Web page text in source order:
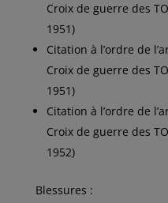
Croix de guerre des
1951)
Citation à l’ordre de
Croix de guerre des
1951)
Citation à l’ordre de
Croix de guerre des
1952)
Blessures :